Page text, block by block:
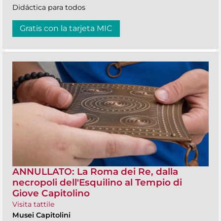
Didáctica para todos
Gratis con la tarjeta MIC
ANNULLATO: La Roma dei Re, dalla
necropoli dell'Esquilino al Tempio di
Giove Capitolino
Visita tattile
Musei Capitolini